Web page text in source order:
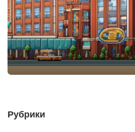
Рубрики